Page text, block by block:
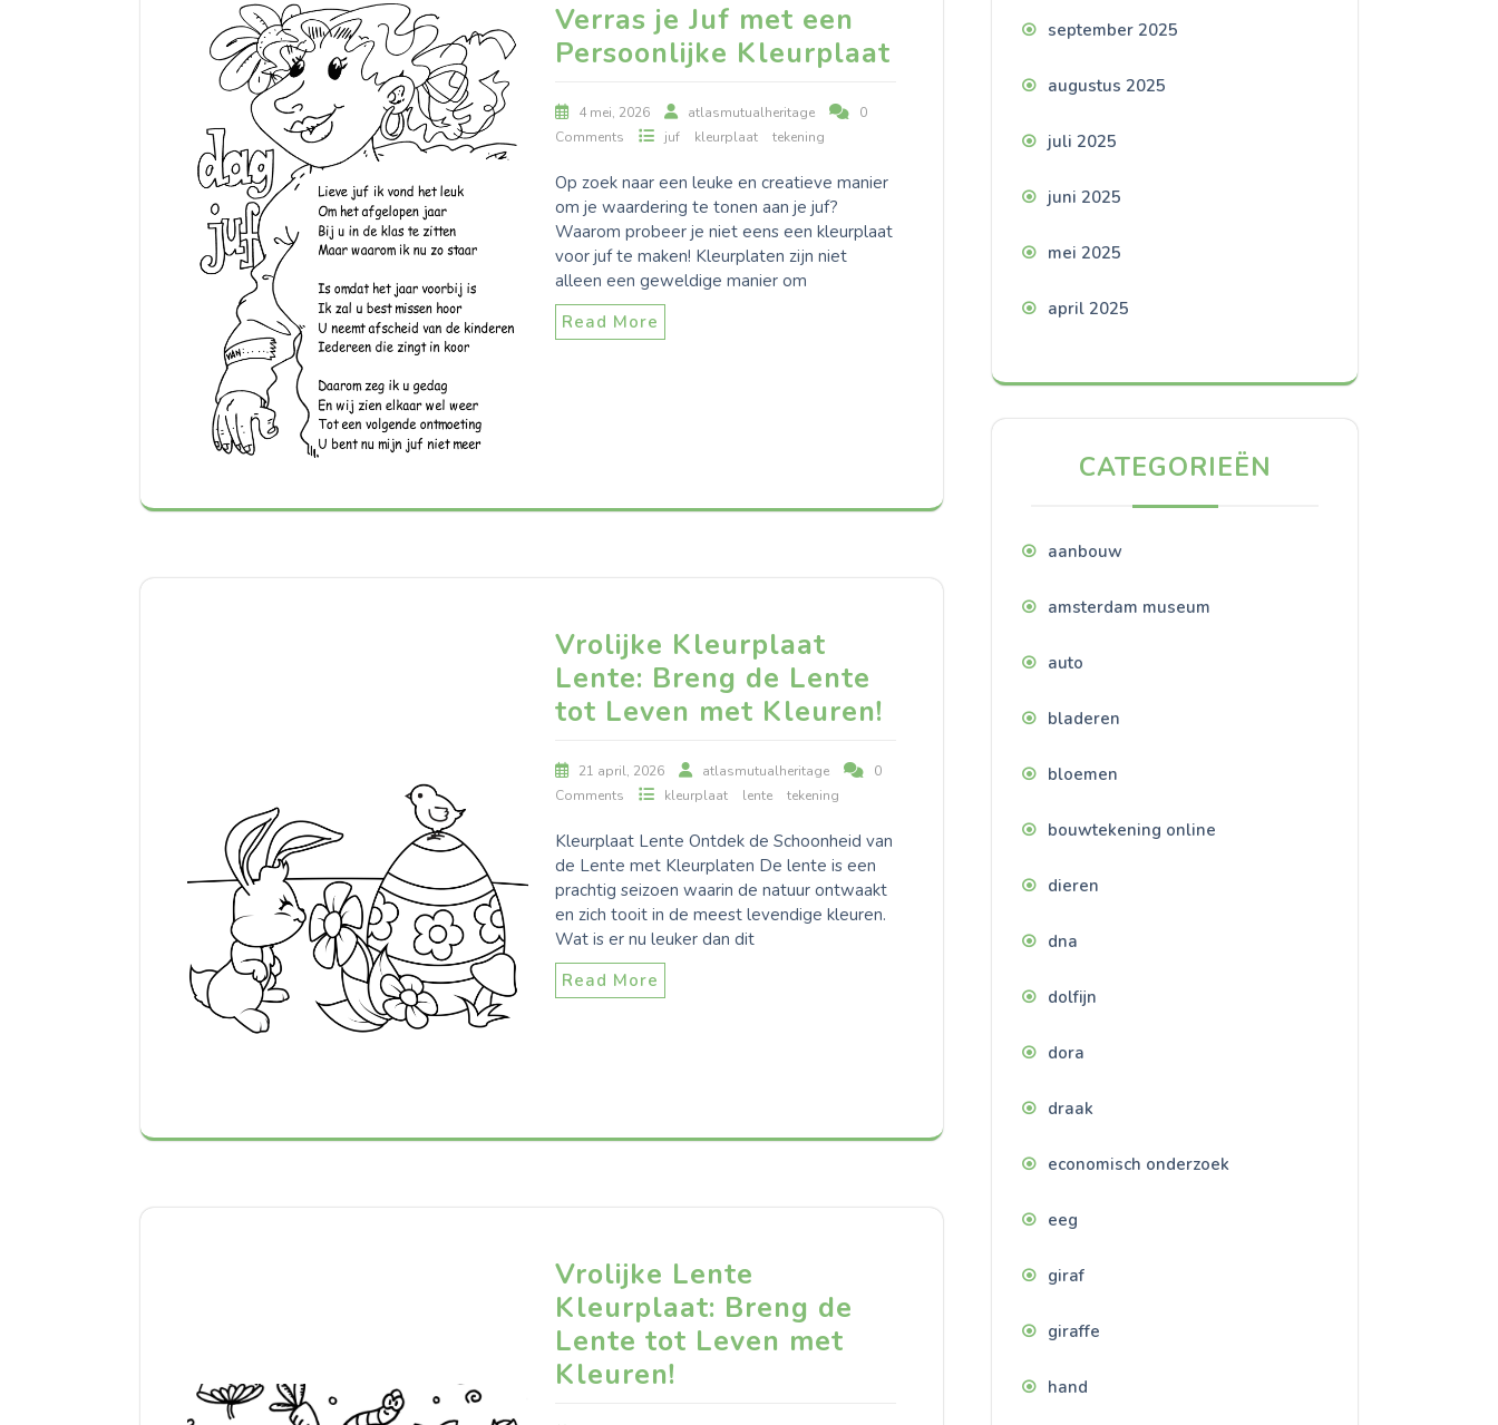
Verras je Juf met een
Persoonlijke Kleurplaat
4 mei, 2026 atlasmutualheritage
0
Comments
juf kleurplaat tekening
Op zoek naar een leuke en creatieve manier
om je waardering te tonen aan je juf?
Waarom probeer je niet eens een kleurplaat
voor juf te maken! Kleurplaten zijn niet
alleen een geweldige manier om
Read More
Vrolijke Kleurplaat
Lente: Breng de Lente
tot Leven met Kleuren!
21 april, 2026 atlasmutualheritage
0
Comments
kleurplaat lente tekening
Kleurplaat Lente Ontdek de Schoonheid van
de Lente met Kleurplaten De lente is een
prachtig seizoen waarin de natuur ontwaakt
en zich tooit in de meest levendige kleuren.
Wat is er nu leuker dan dit
Read More
Vrolijke Lente
Kleurplaat: Breng de
Lente tot Leven met
Kleuren!
september 2025
augustus 2025
juli 2025
juni 2025
mei 2025
april 2025
CATEGORIEËN
aanbouw
amsterdam museum
auto
bladeren
bloemen
bouwtekening online
dieren
dna
dolfijn
dora
draak
economisch onderzoek
eeg
giraf
giraffe
hand